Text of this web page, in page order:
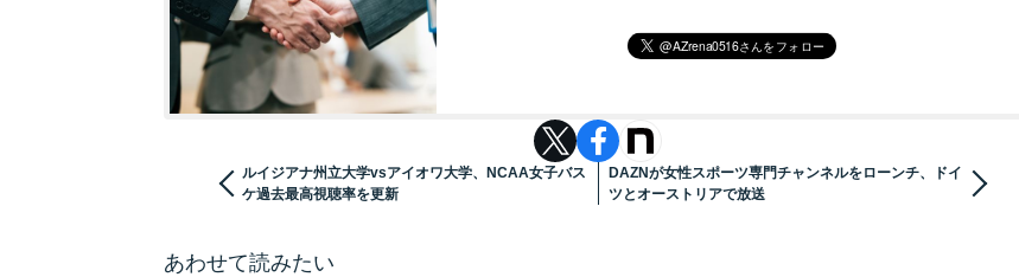
ルイジアナ州立大学vsアイオワ大学、NCAA女子バス
ケ過去最高視聴率を更新
DAZNが女性スポーツ専門チャンネルをローンチ、ドイ
ツとオーストリアで放送
あわせて読みたい